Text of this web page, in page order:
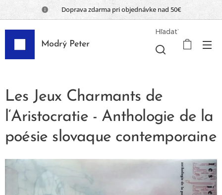
📦 Doprava zdarma pri objednávke nad 50€
Modrý Peter
Hľadať
Les Jeux Charmants de
l‘Aristocratie - Anthologie de la
poésie slovaque contemporaine